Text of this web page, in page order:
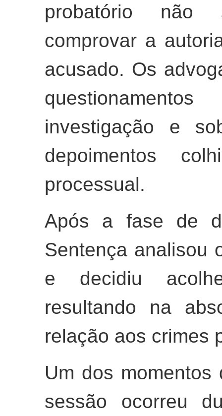
probatório não
comprovar a
acusado. Os
investigação e
depoimentos
processual.
Após a fase de
Sentença analisou
e decidiu
resultando na
relação aos crimes
Um dos
sessão ocorreu